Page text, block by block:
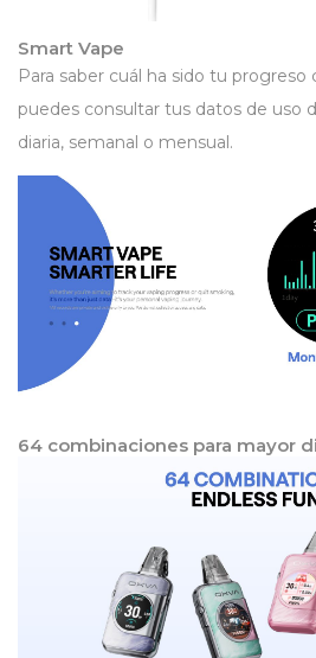
Smart Vape
Para saber cuál ha sido tu progreso
puedes consultar tus datos de uso
diaria, semanal o mensual.
64 combinaciones para mayor